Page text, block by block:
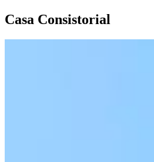
Casa Consistorial